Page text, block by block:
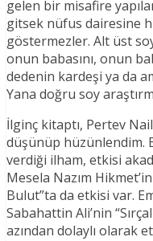
gelen bir misafire
gitsek nüfus dairesine
göstermezler. Alt üst
onun babasını, onun
dedenin kardeşi ya da
Yana doğru soy
İlginç kitaptı, Pertev
düşünüp hüzünlendim.
verdiği ilham, etkisi
Mesela Nazım
Bulut”ta da etkisi var.
Sabahattin Ali’nin
azından dolaylı olarak